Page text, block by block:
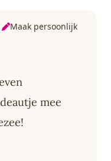
Maak persoonlijk
mee